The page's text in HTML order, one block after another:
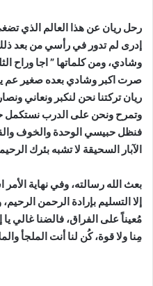
رحل ريان عن هذا العالم الذي
إدرى لم تدور في رأسي من بعد ذلك
وشادي، ومن كلماتها ” اجا وراح
صرت اكبر وشادي بعده صغير عم
ريان تركتنا نحن لنكبر ونعاني
وتمرح ونحن على الدرب نستكمل
فنظل حبيسي الوحدة والخوف
الآبار السحيقة لا تشبه بئرك
بعث الله رسالته، وفي نهاية الأمر
إلا التسليم بإرادة الرحمن
مُعيناً على الفراق، فالضنا غالي
مِنا ولا قوة، كُن لنا أنت الملجأ